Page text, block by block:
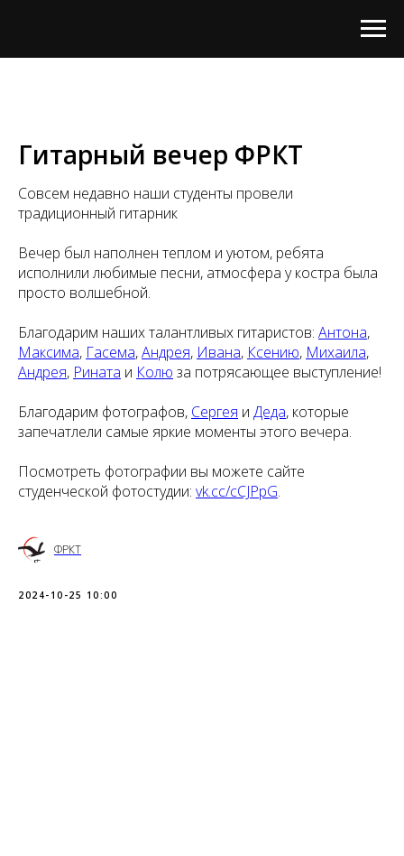
Гитарный вечер ФРКТ
Совсем недавно наши студенты провели
традиционный гитарник
Вечер был наполнен теплом и уютом, ребята
исполнили любимые песни, атмосфера у костра была
просто волшебной.
Благодарим наших талантливых гитаристов: Антона,
Максима, Гасема,Андрея, Ивана, Ксению, Михаила,
Андрея, Рината и Колю за потрясающее выступление!
Благодарим фотографов, Сергея и Деда, которые
запечатлели самые яркие моменты этого вечера.
Посмотреть фотографии вы можете сайте
студенческой фотостудии: vk.cc/cCJPpG.
ФРКТ
2024-10-25 10:00